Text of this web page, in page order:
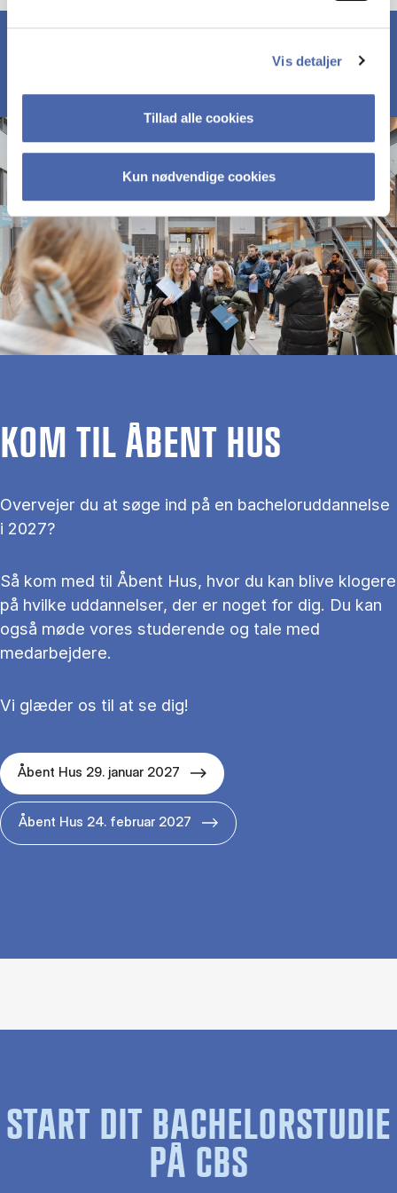
Vis detaljer
Tillad alle cookies
Kun nødvendige cookies
KOM TIL ÅBENT HUS
Overvejer du at søge ind på en bacheloruddannelse
i 2027?
Så kom med til Åbent Hus, hvor du kan blive klogere
på hvilke uddannelser, der er noget for dig. Du kan
også møde vores studerende og tale med
medarbejdere.
Vi glæder os til at se dig!
Åbent Hus 29. januar 2027
Åbent Hus 24. februar 2027
START DIT BACHELORSTUDIE
PÅ CBS